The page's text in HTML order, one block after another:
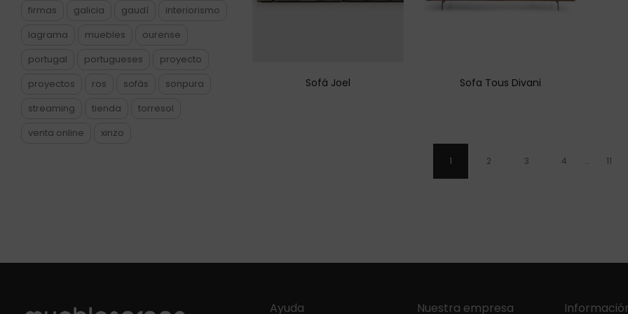
Sofá Joel Sofa Tous Divani
1 2 3 4 … 11
firmas
galicia gaudí
interiorismo
lagrama
muebles
ourense
portugal
portugueses
proyecto
proyectos
ros sofás
sonpura
streaming
tienda
torresol
venta online
xinzo
Ayuda Nuestra empresa